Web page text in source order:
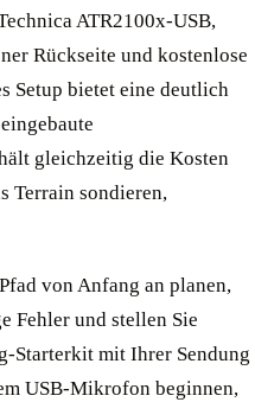
ATR2100x-USB,
Rückseite und kostenlose
Setup bietet eine deutlich
gleichzeitig die Kosten
Terrain sondieren,
von Anfang an planen,
Fehler und stellen Sie
Starterkit mit Ihrer Sendung
USB-Mikrofon beginnen,